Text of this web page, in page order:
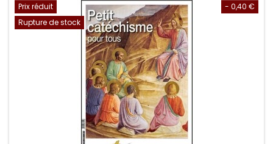
- 0,40 €
Prix réduit
Rupture de stock